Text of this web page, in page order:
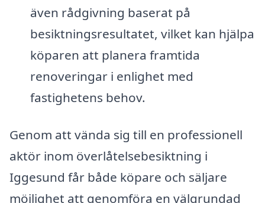
även rådgivning baserat på
besiktningsresultatet, vilket kan hjälpa
köparen att planera framtida
renoveringar i enlighet med
fastighetens behov.
Genom att vända sig till en professionell
aktör inom överlåtelsebesiktning i
Iggesund får både köpare och säljare
möjlighet att genomföra en välgrundad